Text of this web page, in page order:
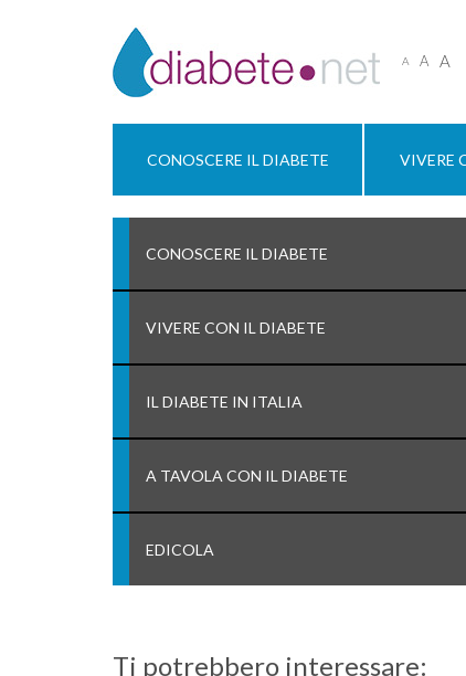
A A A
CONOSCERE IL DIABETE VIVERE
CONOSCERE IL DIABETE
VIVERE CON IL DIABETE
IL DIABETE IN ITALIA
A TAVOLA CON IL DIABETE
EDICOLA
Ti potrebbero interessare: